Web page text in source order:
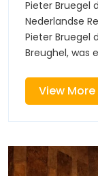
Pieter Bruegel
Nederlandse
Pieter Bruegel
Breughel, was
View More